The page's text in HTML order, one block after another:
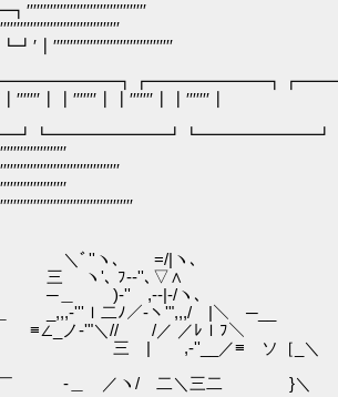
､ =/|ヽ､
ﾌ‐-''､▽∧
,-‐|‐/ヽ､
二ﾉ／-ヽ'",,,/ |＼ ─__
＼// /／ ／ﾚｌﾌ＼
／≡ ソ［_＼
／ヽ/ 二＼三二 }＼